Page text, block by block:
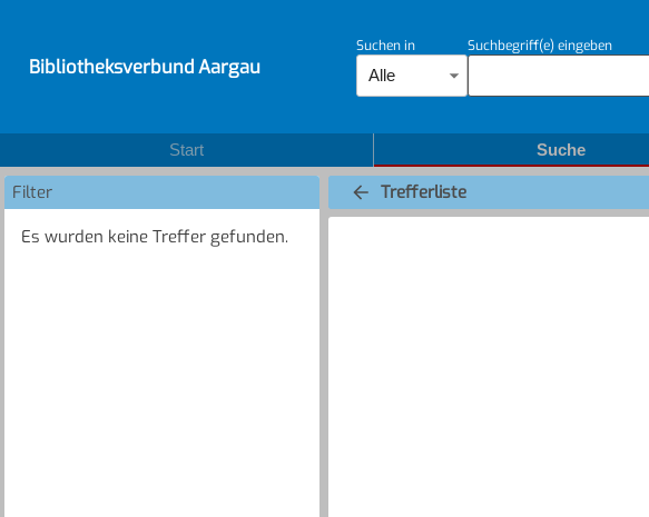
Bibliotheksverbund Aargau
Suchen in
Alle
Suchbegriff(e) eingeben
Start Suche
Filter
Es wurden keine Treffer gefunden.
Trefferliste